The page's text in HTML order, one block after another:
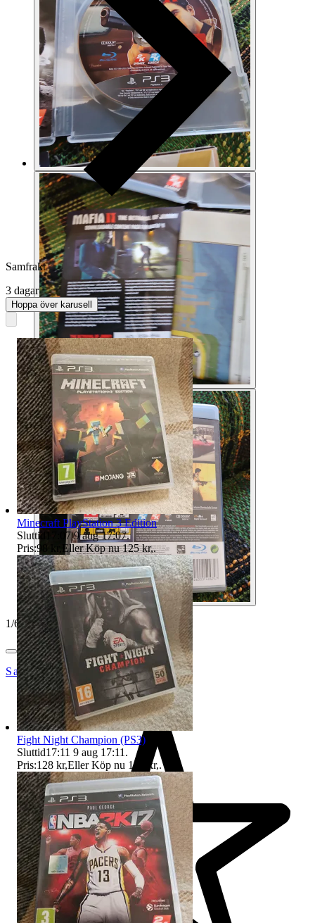
1/6
SandsOfTime
Samfrakt
3 dagar
Hoppa över karusell
Minecraft PlayStation 3 Edition
Sluttid 17:07 9 aug 17:07.
Pris:98 kr , Eller Köp nu 125 kr,.
Fight Night Champion (PS3)
Sluttid17:11 9 aug 17:11 .
Pris:128 kr,Eller Köp nu 135 kr,.